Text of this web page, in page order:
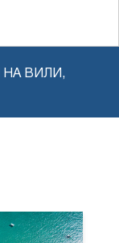
НА ВИЛИ,